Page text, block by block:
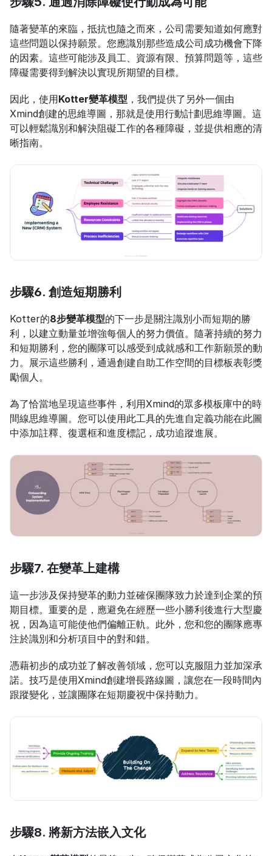
隨著變革的來臨，抵抗也隨之而來，公司需要知道如何應對
這些問題以保持願景。您應識別那些造成公司成功機會下降
的因素。這些可能涉及員工、資源有限、預算問題等，這些
障礙需要得到解決以實現所期望的目標。
因此，使用Kotter變革模型 ，我們提供了另外一個由
Xmind創建的思維導圖，那就是使用行動計劃思維導圖。這
可以輕鬆識別和解決阻礙工作的各種障礙，並提供相應的清
晰指南。
步驟6. 創造短期勝利
Kotter的8步變革模型的下一步是關注識別小而短期的勝
利，以建立動量並增強每個人的努力價值。隨著持續的努力
和短期勝利，您的團隊可以感受到成就感和工作新願景的動
力。展示這些勝利，通過創建自助工作空間的目標板表彰獎
勵個人。
為了恰當地呈現這些事件，利用Xmind的眾多模板庫中的時
間線思維導圖。您可以使用此工具的先進自定義功能在此圖
中添加註釋、復選框和進度標記，成功追蹤進展。
步驟7. 在變革上建構
這一步涉及保持變革的動力並確保團隊致力於達到企業的預
期目標。重要的是，應避免在經歷一些小勝利後進行大型慶
祝，因為這可能使他們偏離正軌。此外，您和您的團隊應專
注於識別和分析項目中的對和錯。
憑藉初步的成功並了解改善領域，您可以克服阻力並加深承
諾。技巧是使用Xmind創建增長路線圖，讓您在一段時間內
跟蹤變化，並讓團隊在短期慶祝中保持動力。
步驟8. 將新方法嵌入文化